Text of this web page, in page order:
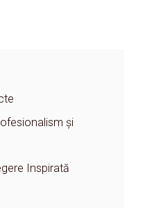
și
Inspirată